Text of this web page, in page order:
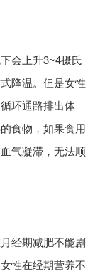
会上升3~4摄氏
降温。但是女性
环通路排出体
食物，如果食用
气凝滞，无法顺
经期减肥不能剧
性在经期营养不